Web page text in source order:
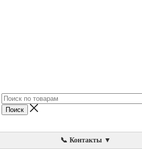
📞 Контакты ▼